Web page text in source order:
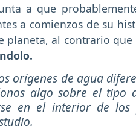
a que
a comienzos de su
planeta, al contrario que
orígenes de agua
algo sobre el tipo
en el interior de los